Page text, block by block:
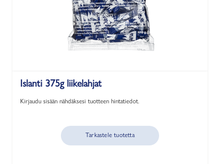
Islanti 375g liikelahjat
Kirjaudu sisään nähdäksesi tuotteen hintatiedot.
Tarkastele tuotetta